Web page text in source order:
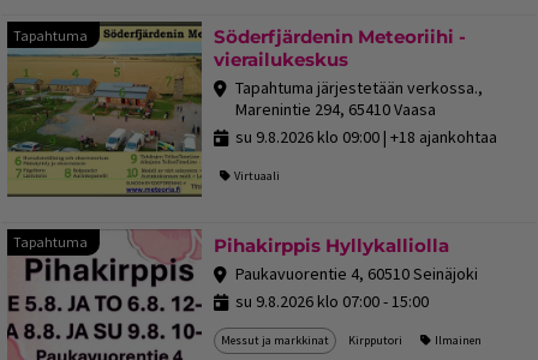
Tapahtuma
Söderfjärdenin Meteoriihi -
vierailukeskus
Tapahtuma järjestetään verkossa.,
Marenintie 294, 65410 Vaasa
su 9.8.2026 klo 09:00 | +18 ajankohtaa
Virtuaali
Tapahtuma Pihakirppis Hyllykalliolla
Paukavuorentie 4, 60510 Seinäjoki
su 9.8.2026 klo 07:00 - 15:00
Messut ja markkinat Kirpputori Ilmainen